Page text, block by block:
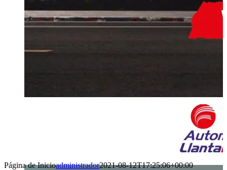
Página de Inicioadministrador2021-08-12T17:25:06+00:00